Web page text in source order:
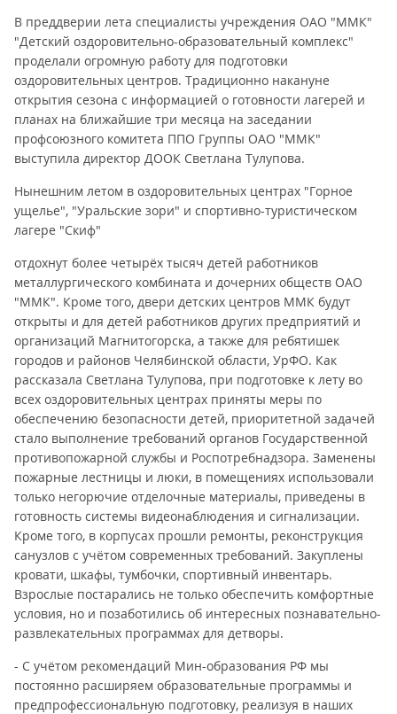
В преддверии лета специалисты учреждения ОАО "ММК"
"Детский оздоровительно-образовательный комплекс"
проделали огромную работу для подготовки
оздоровительных центров. Традиционно накануне
открытия сезона с информацией о готовности лагерей и
планах на ближайшие три месяца на заседании
профсоюзного комитета ППО Группы ОАО "ММК"
выступила директор ДООК Светлана Тулупова.
Нынешним летом в оздоровительных центрах "Горное
ущелье", "Уральские зори" и спортивно-туристическом
лагере "Скиф"
отдохнут более четырёх тысяч детей работников
металлургического комбината и дочерних обществ ОАО
"ММК". Кроме того, двери детских центров ММК будут
открыты и для детей работников других предприятий и
организаций Магнитогорска, а также для ребятишек
городов и районов Челябинской области, УрФО. Как
рассказала Светлана Тулупова, при подготовке к лету во
всех оздоровительных центрах приняты меры по
обеспечению безопасности детей, приоритетной задачей
стало выполнение требований органов Государственной
противопожарной службы и Роспотребнадзора. Заменены
пожарные лестницы и люки, в помещениях использовали
только негорючие отделочные материалы, приведены в
готовность системы видеонаблюдения и сигнализации.
Кроме того, в корпусах прошли ремонты, реконструкция
санузлов с учётом современных требований. Закуплены
кровати, шкафы, тумбочки, спортивный инвентарь.
Взрослые постарались не только обеспечить комфортные
условия, но и позаботились об интересных познавательно-
развлекательных программах для детворы.
- С учётом рекомендаций Мин-образования РФ мы
постоянно расширяем образовательные программы и
предпрофессиональную подготовку, реализуя в наших